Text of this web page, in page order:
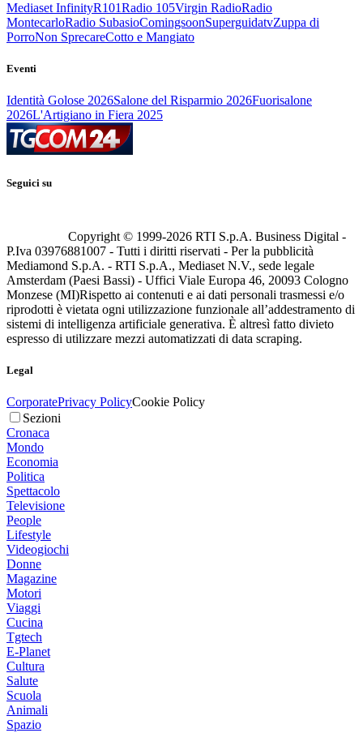
Mediaset InfinityR101Radio 105Virgin RadioRadio
MontecarloRadio SubasioComingsoonSuperguidatvZuppa di
PorroNon SprecareCotto e Mangiato
Eventi
Identità Golose 2026Salone del Risparmio 2026Fuorisalone
2026L'Artigiano in Fiera 2025
Seguici su
Copyright © 1999-2026 RTI S.p.A. Business Digital -
P.Iva 03976881007 - Tutti i diritti riservati - Per la pubblicità
Mediamond S.p.A. - RTI S.p.A., Mediaset N.V., sede legale
Amsterdam (Paesi Bassi) - Uffici Viale Europa 46, 20093 Cologno
Monzese (MI)Rispetto ai contenuti e ai dati personali trasmessi e/o
riprodotti è vietata ogni utilizzazione funzionale all’addestramento di
sistemi di intelligenza artificiale generativa. È altresì fatto divieto
espresso di utilizzare mezzi automatizzati di data scraping.
Legal
CorporatePrivacy PolicyCookie Policy
Sezioni
Cronaca
Mondo
Economia
Politica
Spettacolo
Televisione
People
Lifestyle
Videogiochi
Donne
Magazine
Motori
Viaggi
Cucina
Tgtech
E-Planet
Cultura
Salute
Scuola
Animali
Spazio